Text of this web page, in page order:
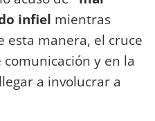
infiel mientras
esta manera, el cruce
y en la
a involucrar a